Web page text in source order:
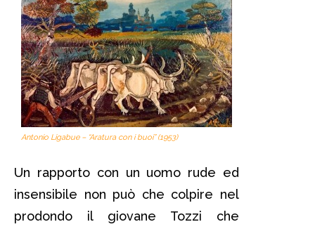
Antonio Ligabue – “Aratura con i buoi” (1953)
Un rapporto con un uomo rude ed
insensibile non può che colpire nel
prodondo il giovane Tozzi che